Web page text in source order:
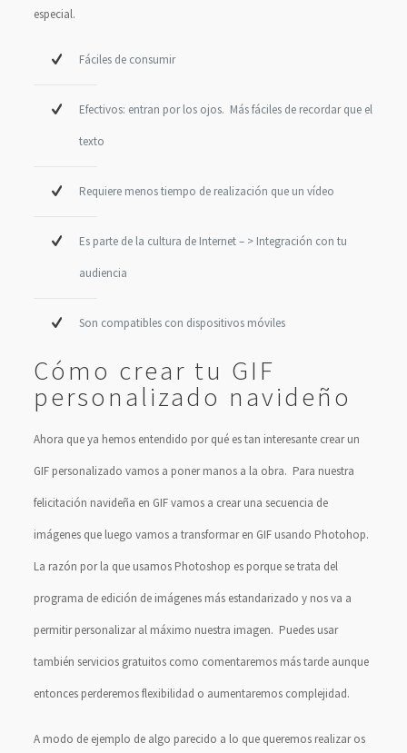
especial.
Fáciles de consumir
Efectivos: entran por los ojos. Más fáciles de recordar que el
texto
Requiere menos tiempo de realización que un vídeo
Es parte de la cultura de Internet – > Integración con tu
audiencia
Son compatibles con dispositivos móviles
Cómo crear tu GIF
personalizado navideño
Ahora que ya hemos entendido por qué es tan interesante crear un
GIF personalizado vamos a poner manos a la obra. Para nuestra
felicitación navideña en GIF vamos a crear una secuencia de
imágenes que luego vamos a transformar en GIF usando Photohop.
La razón por la que usamos Photoshop es porque se trata del
programa de edición de imágenes más estandarizado y nos va a
permitir personalizar al máximo nuestra imagen. Puedes usar
también servicios gratuitos como comentaremos más tarde aunque
entonces perderemos flexibilidad o aumentaremos complejidad.
A modo de ejemplo de algo parecido a lo que queremos realizar os